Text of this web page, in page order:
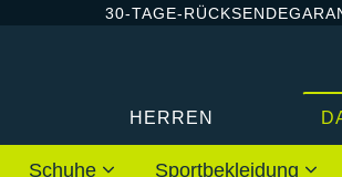
30-TAGE-
HERREN
Schuhe Sportbekleidung